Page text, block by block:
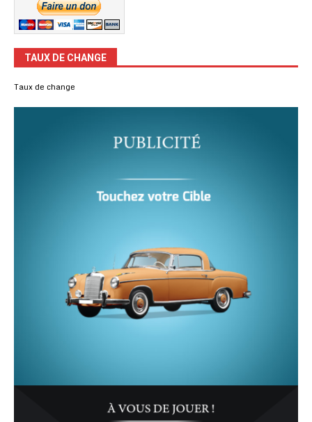
TAUX DE CHANGE
Taux de change